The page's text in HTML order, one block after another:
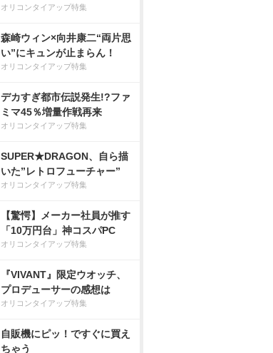
オリコンタイアップ特集
森崎ウィン×向井康二“両片思
い”にキュンが止まらん！
オリコンタイアップ特集
デカすぎ都市伝説発生!?ファ
ミマ45％増量作戦再来
オリコンタイアップ特集
SUPER★DRAGON、自ら描
いた”レトロフューチャー”
オリコンタイアップ特集
【驚愕】メーカー社員が推す
「10万円台」神コスパPC
オリコンタイアップ特集
『VIVANT』限定ウオッチ、
プロデューサーの感想は
オリコンタイアップ特集
自販機にピッ！ですぐに買え
ちゃう